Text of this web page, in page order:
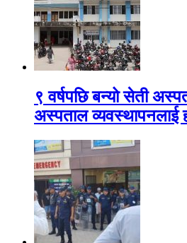
९ वर्षपछि बन्यो सेती
अस्पताल व्यवस्थापनलाई